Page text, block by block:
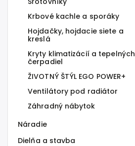
Krbové kachle a sporáky
Hojdačky, hojdacie siete a
kreslá
Kryty klimatizácií a tepelných
čerpadiel
ŽIVOTNÝ ŠTÝL EGO POWER+
Ventilátory pod radiátor
Záhradný nábytok
Náradie
Dielňa a stavba